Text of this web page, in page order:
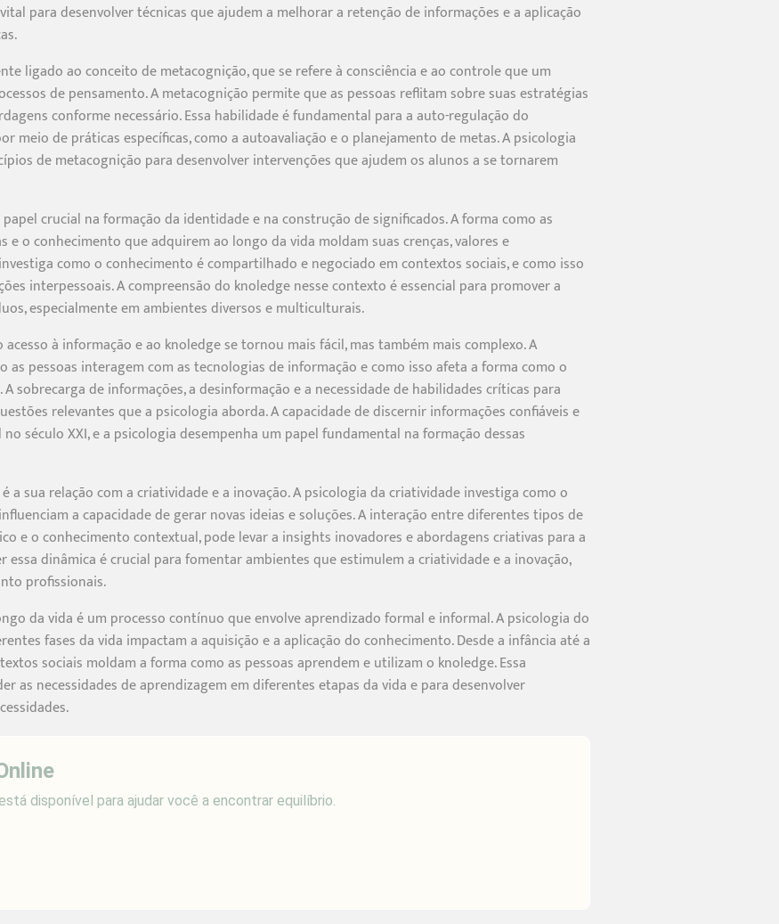
para desenvolver técnicas que ajudem a melhorar a retenção de informações e a aplicação
ligado ao conceito de metacognição, que se refere à consciência e ao controle que um
de pensamento. A metacognição permite que as pessoas reflitam sobre suas estratégias
conforme necessário. Essa habilidade é fundamental para a auto-regulação do
meio de práticas específicas, como a autoavaliação e o planejamento de metas. A psicologia
de metacognição para desenvolver intervenções que ajudem os alunos a se tornarem
crucial na formação da identidade e na construção de significados. A forma como as
e o conhecimento que adquirem ao longo da vida moldam suas crenças, valores e
como o conhecimento é compartilhado e negociado em contextos sociais, e como isso
interpessoais. A compreensão do knoledge nesse contexto é essencial para promover a
especialmente em ambientes diversos e multiculturais.
à informação e ao knoledge se tornou mais fácil, mas também mais complexo. A
as pessoas interagem com as tecnologias de informação e como isso afeta a forma como o
sobrecarga de informações, a desinformação e a necessidade de habilidades críticas para
relevantes que a psicologia aborda. A capacidade de discernir informações confiáveis e
século XXI, e a psicologia desempenha um papel fundamental na formação dessas
a sua relação com a criatividade e a inovação. A psicologia da criatividade investiga como o
a capacidade de gerar novas ideias e soluções. A interação entre diferentes tipos de
e o conhecimento contextual, pode levar a insights inovadores e abordagens criativas para a
essa dinâmica é crucial para fomentar ambientes que estimulem a criatividade e a inovação,
profissionais.
da vida é um processo contínuo que envolve aprendizado formal e informal. A psicologia do
fases da vida impactam a aquisição e a aplicação do conhecimento. Desde a infância até a
sociais moldam a forma como as pessoas aprendem e utilizam o knoledge. Essa
as necessidades de aprendizagem em diferentes etapas da vida e para desenvolver
disponível para ajudar você a encontrar equilíbrio.